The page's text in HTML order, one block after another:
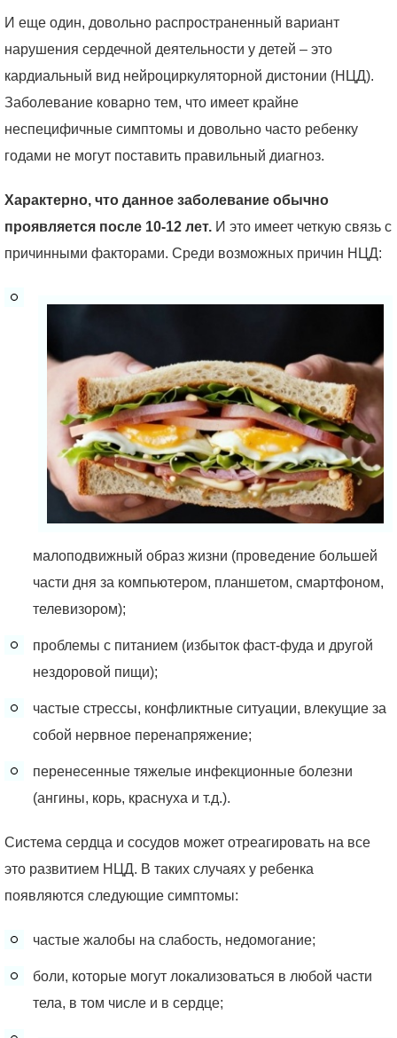
И еще один, довольно распространенный вариант
нарушения сердечной деятельности у детей – это
кардиальный вид нейроциркуляторной дистонии (НЦД).
Заболевание коварно тем, что имеет крайне
неспецифичные симптомы и довольно часто ребенку
годами не могут поставить правильный диагноз.
Характерно, что данное заболевание обычно
проявляется после 10-12 лет. И это имеет четкую связь с
причинными факторами. Среди возможных причин НЦД:
малоподвижный образ жизни (проведение большей
части дня за компьютером, планшетом, смартфоном,
телевизором);
проблемы с питанием (избыток фаст-фуда и другой
нездоровой пищи);
частые стрессы, конфликтные ситуации, влекущие за
собой нервное перенапряжение;
перенесенные тяжелые инфекционные болезни
(ангины, корь, краснуха и т.д.).
Система сердца и сосудов может отреагировать на все
это развитием НЦД. В таких случаях у ребенка
появляются следующие симптомы:
частые жалобы на слабость, недомогание;
боли, которые могут локализоваться в любой части
тела, в том числе и в сердце;